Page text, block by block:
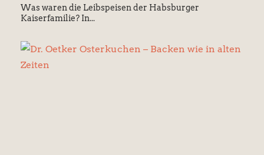
Was waren die Leibspeisen der Habsburger
Kaiserfamilie? In...